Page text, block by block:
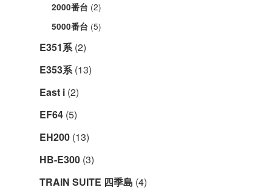
2000番台 (2)
5000番台 (5)
E351系(2)
E353系(13)
East i (2)
EF64 (5)
EH200 (13)
HB-E300 (3)
TRAIN SUITE 四季島 (4)